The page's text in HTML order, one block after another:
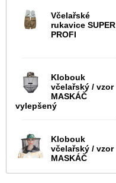
Včelařské
rukavice SUPER
PROFI
Klobouk
včelařský / vzor
MASKÁČ
vylepšený
Klobouk
včelařský / vzor
MASKÁČ